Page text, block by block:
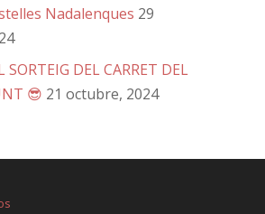
Nadalenques 29
SORTEIG DEL CARRET DEL
😎 21 octubre, 2024